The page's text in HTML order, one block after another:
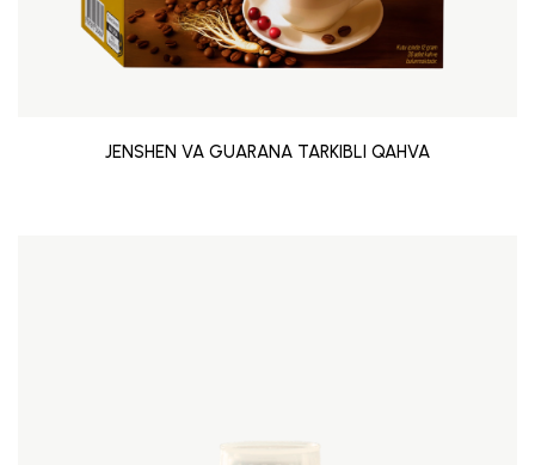
JENSHEN VA GUARANA TARKIBLI QAHVA